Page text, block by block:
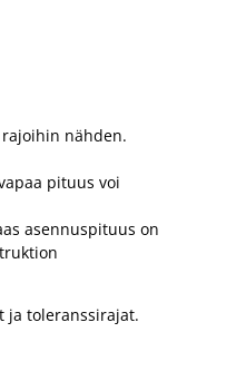
nähden.
pituus voi
asennuspituus on
ja toleranssirajat.